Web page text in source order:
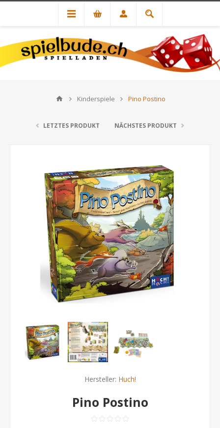
Kinderspiele Pino Postino
LETZTES PRODUKT NÄCHSTES PRODUKT
Hersteller: Huch!
Pino Postino